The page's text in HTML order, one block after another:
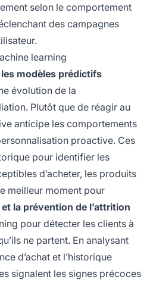
selon le comportement
des campagnes
learning
modèles prédictifs
évolution de la
Plutôt que de réagir au
anticipe les comportements
proactive. Ces
pour identifier les
d’acheter, les produits
meilleur moment pour
la prévention de l’attrition
pour détecter les clients à
ne partent. En analysant
d’achat et l’historique
signalent les signes précoces